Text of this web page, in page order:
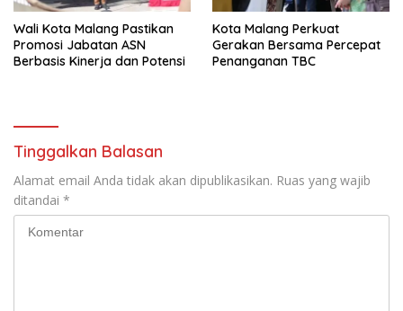
Wali Kota Malang Pastikan
Promosi Jabatan ASN
Berbasis Kinerja dan Potensi
Kota Malang Perkuat
Gerakan Bersama Percepat
Penanganan TBC
Tinggalkan Balasan
Alamat email Anda tidak akan dipublikasikan. Ruas yang wajib
ditandai *